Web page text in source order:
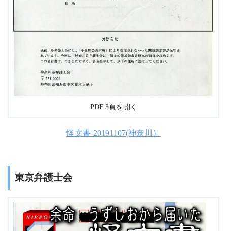
PDF 3頁を開く
怪文書-20191107(神奈川）
東京弁護士会